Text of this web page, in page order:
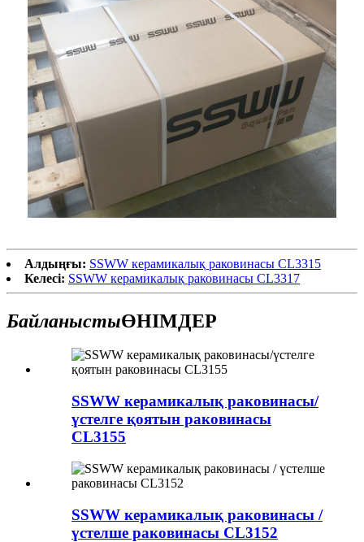
Алдыңғы: SSWW керамикалық раковинасы CL3315
Келесі: SSWW керамикалық раковинасы CL3317
БайланыстыӨНІМДЕР
SSWW керамикалық раковинасы/
үстелге қоятын раковинасы
CL3155
SSWW керамикалық раковинасы /
үстелше раковинасы CL3152